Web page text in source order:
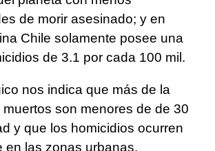
de morir asesinado; y en
Chile solamente posee una
de 3.1 por cada 100 mil.
nos indica que más de la
muertos son menores de de 30
y que los homicidios ocurren
en las zonas urbanas.